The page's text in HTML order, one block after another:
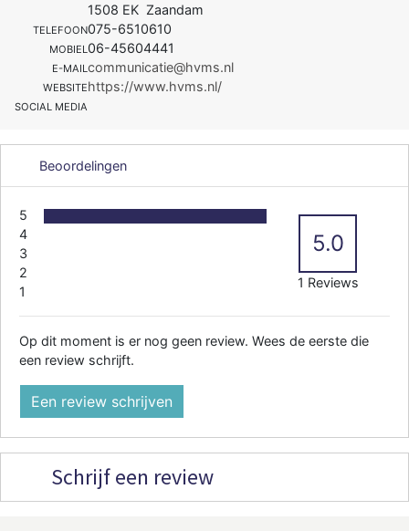
1508 EK Zaandam
TELEFOON075-6510610
MOBIEL06-45604441
E-MAILcommunicatie@hvms.nl
WEBSITEhttps://www.hvms.nl/
SOCIAL MEDIA
Beoordelingen
5
4
3
2
1
5.0
1 Reviews
Op dit moment is er nog geen review. Wees de eerste die
een review schrijft.
Een review schrijven
Schrijf een review